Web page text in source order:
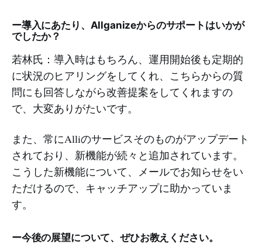
ー導入にあたり、Allganizeからのサポートはいかが
でしたか？
若林氏：導入時はもちろん、運用開始後も定期的
に状況のヒアリングをしてくれ、こちらからの質
問にも回答しながら改善提案をしてくれますの
で、大変ありがたいです。
また、常にAlliのサービスそのものがアップデート
されており、新機能が続々と追加されています。
こうした新機能について、メールでお知らせをい
ただけるので、キャッチアップに助かっていま
す。
ー今後の展望について、ぜひお教えください。